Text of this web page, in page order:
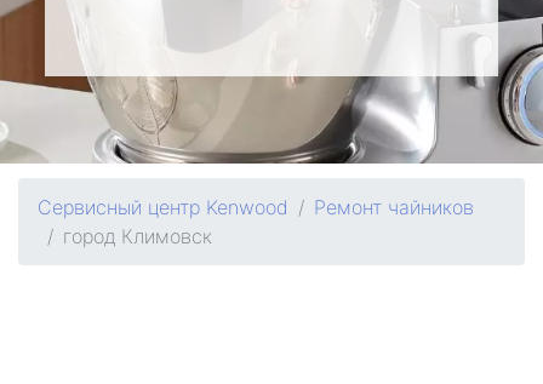
Сервисный центр Kenwood
Ремонт чайников
город Климовск